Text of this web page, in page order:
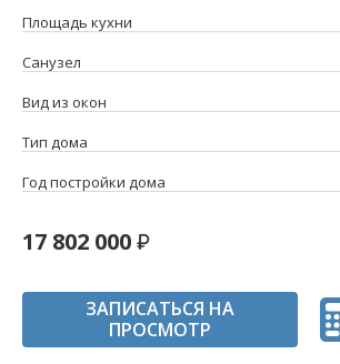
Площадь кухни
Санузел
Вид из окон
Тип дома
Год постройки дома
17 802 000
ЗАПИСАТЬСЯ НА
ПРОСМОТР